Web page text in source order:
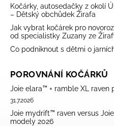
Kočárky, autosedačky z okolí
– Dětský obchůdek Žirafa
Jak vybrat kočárek pro
od specialistky Zuzany ze
Co podniknout s dětmi o
POROVNÁNÍ KOČÁRKŮ
Joie elara™ + ramble XL raven
31.7.2026
Joie mydrift™ raven versus
modely 2026